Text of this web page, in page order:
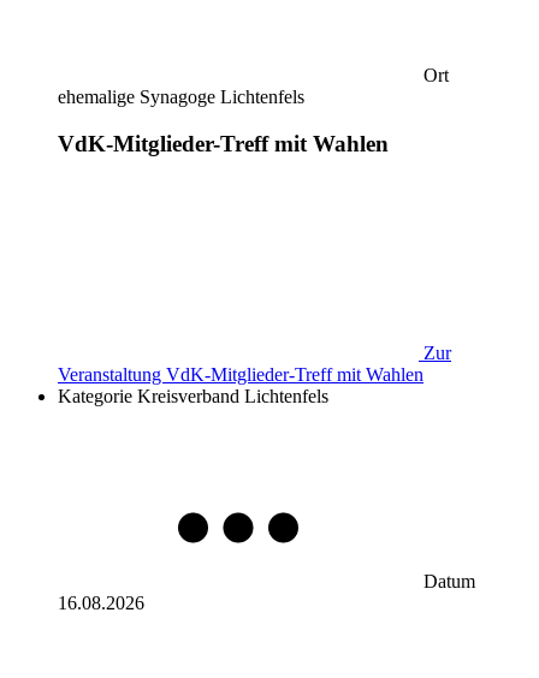
Ort
ehemalige Synagoge Lichtenfels
VdK-Mitglieder-Treff mit Wahlen
Zur
Veranstaltung VdK-Mitglieder-Treff mit Wahlen
Kategorie Kreisverband Lichtenfels
Datum
16.08.2026